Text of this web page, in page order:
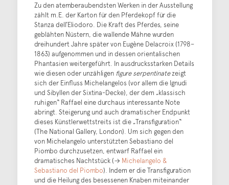
Zu den atemberaubendsten Werken in der Ausstellung
zählt m.E. der Karton für den Pferdekopf für die
Stanza dell’Eliodoro. Die Kraft des Pferdes, seine
geblähten Nüstern, die wallende Mähne wurden
dreihundert Jahre später von Eugène Delacroix (1798–
1863) aufgenommen und in dessen orientalischen
Phantasien weitergeführt. In ausdrucksstarken Details
wie diesen oder unzähligen figure serpentinatezeigt
sich der Einfluss Michelangelos (vor allem die Ignudi
und Sibyllen der Sixtina-Decke), der dem „klassisch
ruhigen“ Raffael eine durchaus interessante Note
abringt. Steigerung und auch dramatischer Endpunkt
dieses Künstlerwettstreits ist die „Transfiguration“
(The National Gallery, London). Um sich gegen den
von Michelangelo unterstützten Sebastiano del
Piombo durchzusetzen, entwarf Raffael ein
dramatisches Nachtstück (→ Michelangelo &
Sebastiano del Piombo). Indem er die Transfiguration
und die Heilung des besessenen Knaben miteinander